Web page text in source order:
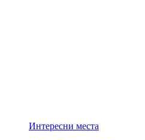
Интересни места